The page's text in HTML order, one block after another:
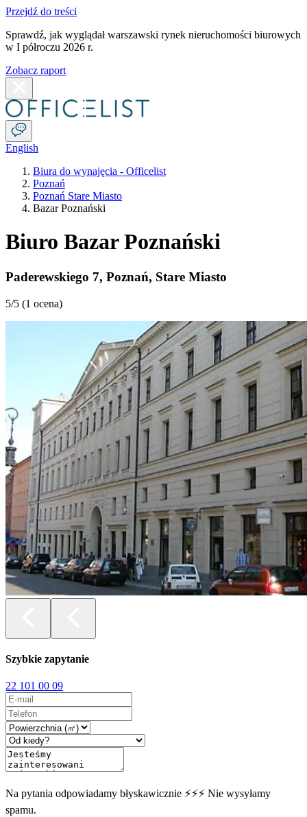
Przejdź do treści
Sprawdź, jak wyglądał warszawski rynek nieruchomości biurowych
w I półroczu 2026 r.
Zobacz raport
English
Biura do wynajęcia - Officelist
Poznań
Poznań Stare Miasto
Bazar Poznański
Biuro Bazar Poznański
Paderewskiego 7, Poznań, Stare Miasto
5/5 (1 ocena)
Szybkie zapytanie
22 101 00 09
Na pytania odpowiadamy błyskawicznie ⚡⚡⚡ Nie wysyłamy
spamu.